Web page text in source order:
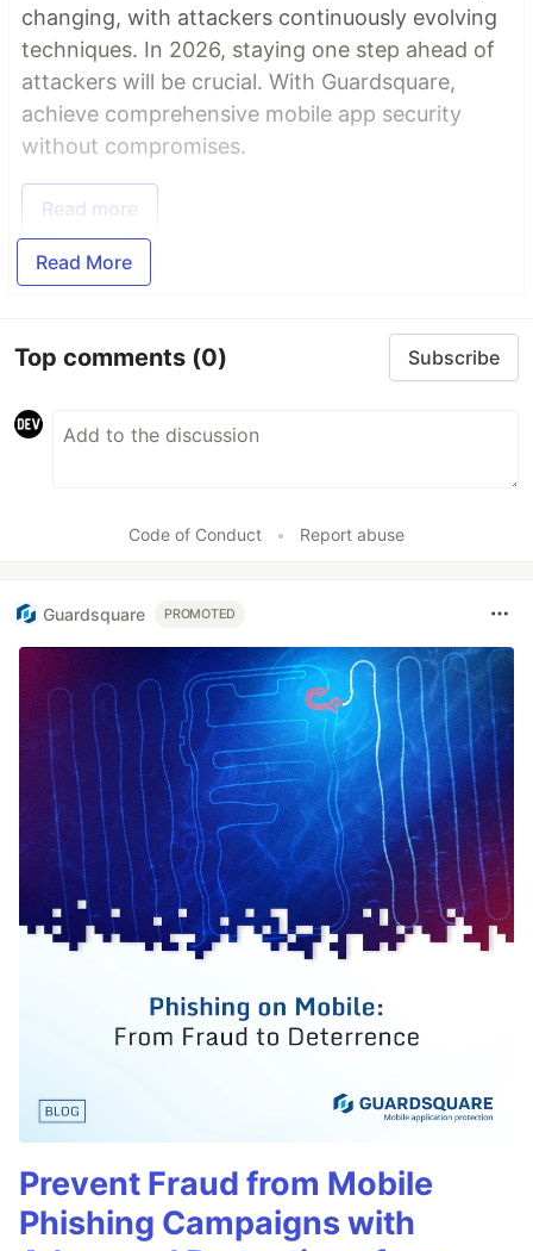
changing, with attackers continuously evolving
techniques. In 2026, staying one step ahead of
attackers will be crucial. With Guardsquare,
achieve comprehensive mobile app security
without compromises.
Read more
Read More
Top comments (0) Subscribe
Code of Conduct • Report abuse
Guardsquare PROMOTED
Prevent Fraud from Mobile
Phishing Campaigns with